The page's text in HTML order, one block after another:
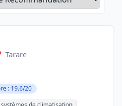
Tarare
: 19.6/20